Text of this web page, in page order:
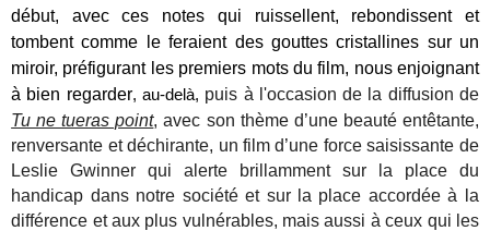
début, avec ces notes qui ruissellent, rebondissent et
tombent comme le feraient des gouttes cristallines sur un
miroir, préfigurant les premiers mots du film, nous enjoignant
à bien regarder, au-delà, puis à l'occasion de la diffusion de
Tu ne tueras point,avec son thème d’une beauté entêtante,
renversante et déchirante, un film d’une force saisissante de
Leslie Gwinner qui alerte brillamment sur la place du
handicap dans notre société et sur la place accordée à la
différence et aux plus vulnérables, mais aussi à ceux qui les